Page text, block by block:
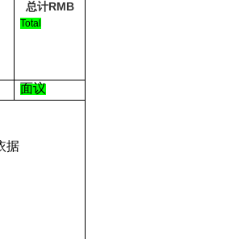
总计RMB
Total
面议
据